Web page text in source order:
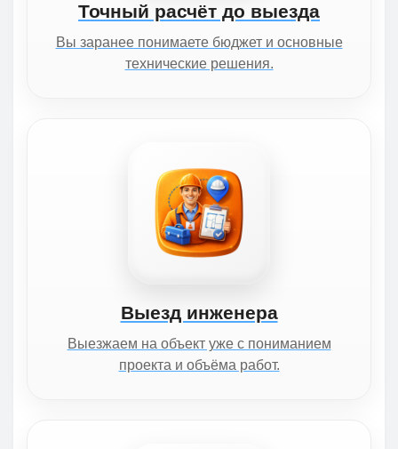
Точный расчёт до выезда
Вы заранее понимаете бюджет и основные
технические решения.
Выезд инженера
Выезжаем на объект уже с пониманием
проекта и объёма работ.